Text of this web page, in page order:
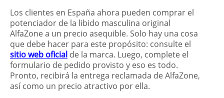
Los clientes en España ahora pueden comprar el
potenciador de la libido masculina original
AlfaZone a un precio asequible. Solo hay una cosa
que debe hacer para este propósito: consulte el
sitio web oficial de la marca. Luego, complete el
formulario de pedido provisto y eso es todo.
Pronto, recibirá la entrega reclamada de AlfaZone,
así como un precio atractivo por ella.